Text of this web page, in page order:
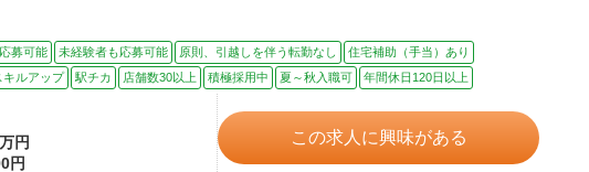
募可能 未経験者も応募可能 原則、引越しを伴う転勤なし
住宅補助（手当）あり
キルアップ 駅チカ 店舗数30以上 積極採用中 夏～秋入職可 年間休日120日以上
円
円
この求人に興味がある